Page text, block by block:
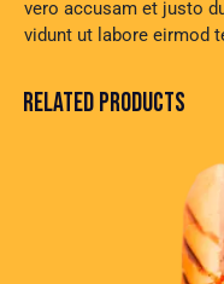
vero accusam et justo
vidunt ut labore eirmod
RELATED PRODUCTS